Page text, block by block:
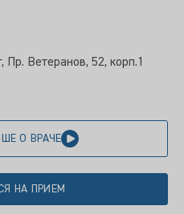
Пр. Ветеранов, 52, корп.1
О ВРАЧЕ
НА ПРИЕМ